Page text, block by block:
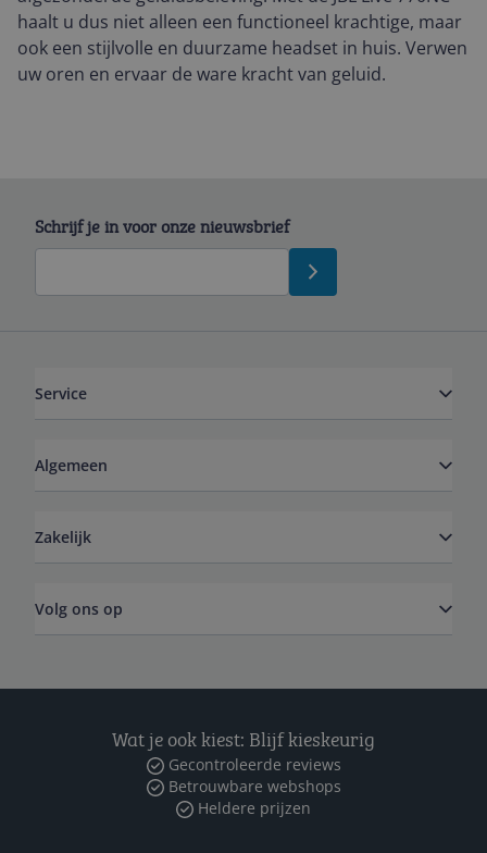
haalt u dus niet alleen een functioneel krachtige, maar
ook een stijlvolle en duurzame headset in huis. Verwen
uw oren en ervaar de ware kracht van geluid.
Schrijf je in voor onze nieuwsbrief
Service
Algemeen
Zakelijk
Volg ons op
Wat je ook kiest: Blijf kieskeurig
Gecontroleerde reviews
Betrouwbare webshops
Heldere prijzen